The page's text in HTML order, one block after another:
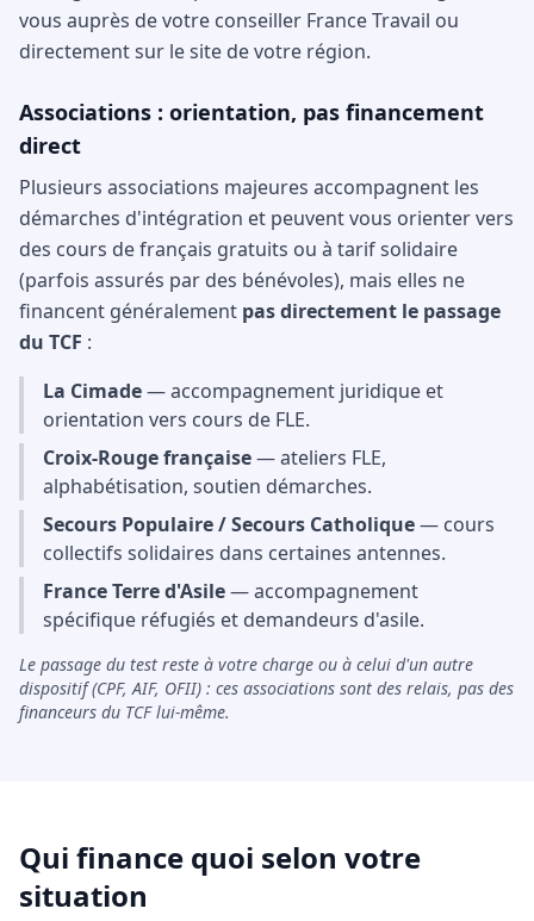
vous auprès de votre conseiller France Travail ou
directement sur le site de votre région.
Associations : orientation, pas financement
direct
Plusieurs associations majeures accompagnent les
démarches d'intégration et peuvent vous orienter vers
des cours de français gratuits ou à tarif solidaire
(parfois assurés par des bénévoles), mais elles ne
financent généralement pas directement le passage
du TCF :
La Cimade— accompagnement juridique et
orientation vers cours de FLE.
Croix-Rouge française— ateliers FLE,
alphabétisation, soutien démarches.
Secours Populaire / Secours Catholique— cours
collectifs solidaires dans certaines antennes.
France Terre d'Asile— accompagnement
spécifique réfugiés et demandeurs d'asile.
Le passage du test reste à votre charge ou à celui d'un autre
dispositif (CPF, AIF, OFII) : ces associations sont des relais, pas des
financeurs du TCF lui-même.
Qui finance quoi selon votre
situation